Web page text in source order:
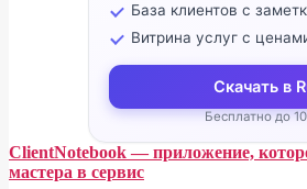
База клиентов с
Витрина услуг с
Скачать в
Бесплатно до
ClientNotebook — приложение,
мастера в сервис